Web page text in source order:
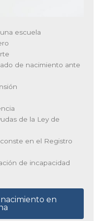
escuela
de nacimiento ante
de la Ley de
en el Registro
de incapacidad
en